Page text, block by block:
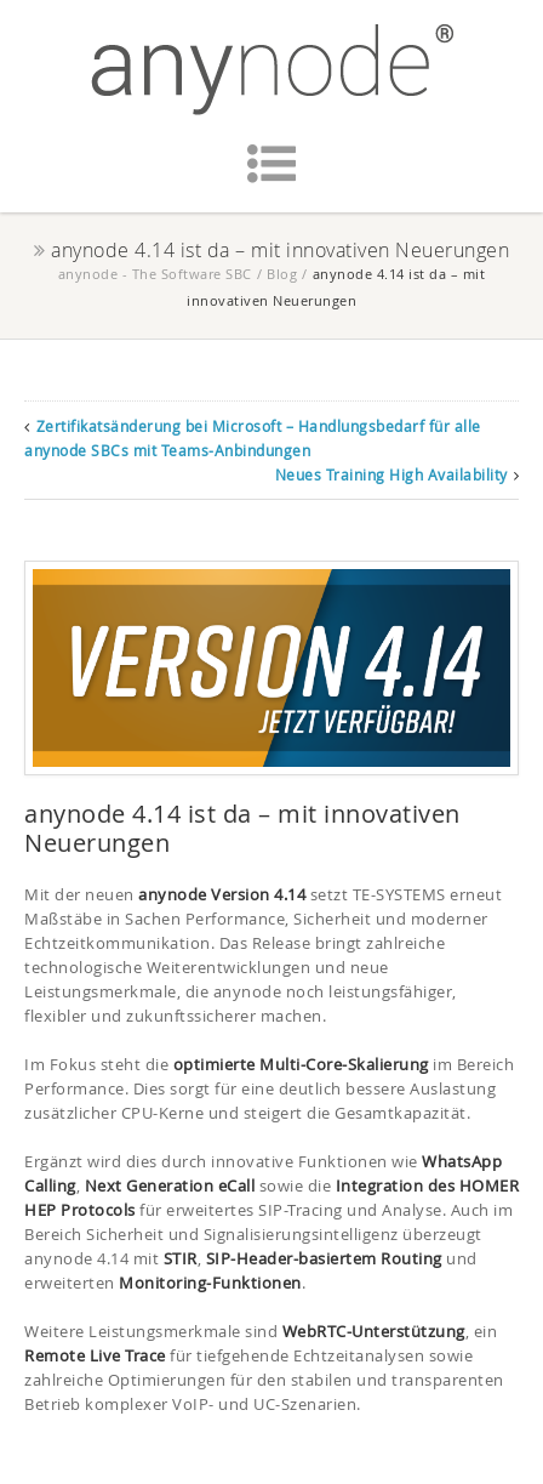
anynode 4.14 ist da – mit innovativen Neuerungen
anynode - The Software SBC / Blog / anynode 4.14 ist da – mit
innovativen Neuerungen
Zertifikatsänderung bei Microsoft – Handlungsbedarf für alle
anynode SBCs mit Teams-Anbindungen
Neues Training High Availability
anynode 4.14 ist da – mit innovativen
Neuerungen
Mit der neuen anynode Version 4.14setzt TE-SYSTEMS erneut
Maßstäbe in Sachen Performance, Sicherheit und moderner
Echtzeitkommunikation. Das Release bringt zahlreiche
technologische Weiterentwicklungen und neue
Leistungsmerkmale, die anynode noch leistungsfähiger,
flexibler und zukunftssicherer machen.
Im Fokus steht die optimierte Multi-Core-Skalierungim Bereich
Performance. Dies sorgt für eine deutlich bessere Auslastung
zusätzlicher CPU-Kerne und steigert die Gesamtkapazität.
Ergänzt wird dies durch innovative Funktionen wie WhatsApp
Calling, Next Generation eCall sowie die Integration des HOMER
HEP Protocols für erweitertes SIP-Tracing und Analyse. Auch im
Bereich Sicherheit und Signalisierungsintelligenz überzeugt
anynode 4.14 mit STIR SIP-Header-basiertem Routingund
erweiterten Monitoring-Funktionen.
Weitere Leistungsmerkmale sind WebRTC-Unterstützung, ein
Remote Live Tracefür tiefgehende Echtzeitanalysen sowie
zahlreiche Optimierungen für den stabilen und transparenten
Betrieb komplexer VoIP- und UC-Szenarien.